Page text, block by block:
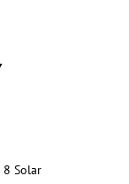
8 Solar